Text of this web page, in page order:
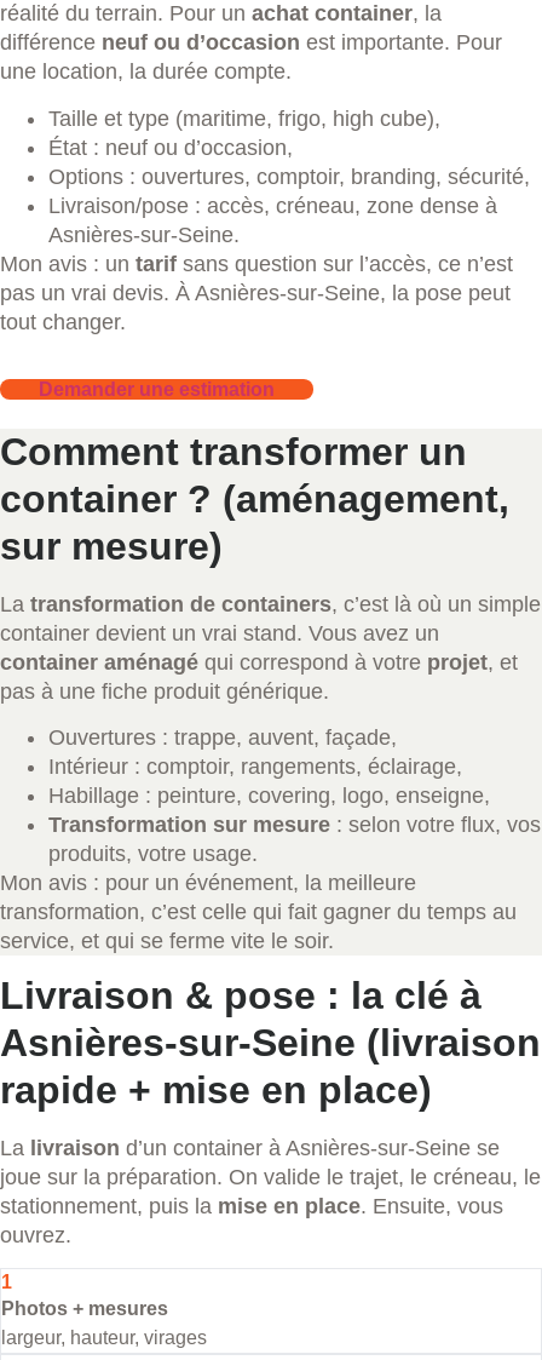
réalité du terrain. Pour un achat container, la
différence neuf ou d’occasion est importante. Pour
une location, la durée compte.
Taille et type (maritime, frigo, high cube),
État : neuf ou d’occasion,
Options : ouvertures, comptoir, branding, sécurité,
Livraison/pose : accès, créneau, zone dense à
Asnières-sur-Seine.
Mon avis : un tarif sans question sur l’accès, ce n’est
pas un vrai devis. À Asnières-sur-Seine, la pose peut
tout changer.
Demander une estimation
Comment transformer un
container ? (aménagement,
sur mesure)
La transformation de containers, c’est là où un simple
container devient un vrai stand. Vous avez un
container aménagé qui correspond à votre projet, et
pas à une fiche produit générique.
Ouvertures : trappe, auvent, façade,
Intérieur : comptoir, rangements, éclairage,
Habillage : peinture, covering, logo, enseigne,
Transformation sur mesure : selon votre flux, vos
produits, votre usage.
Mon avis : pour un événement, la meilleure
transformation, c’est celle qui fait gagner du temps au
service, et qui se ferme vite le soir.
Livraison & pose : la clé à
Asnières-sur-Seine (livraison
rapide + mise en place)
La livraison d’un container à Asnières-sur-Seine se
joue sur la préparation. On valide le trajet, le créneau, le
stationnement, puis la mise en place. Ensuite, vous
ouvrez.
1
Photos + mesures
largeur, hauteur, virages